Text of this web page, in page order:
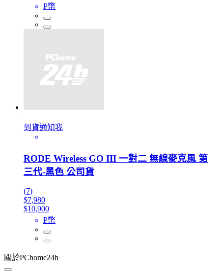
P幣
到貨通知我
RODE Wireless GO III 一對二 無線麥克風 第
三代-黑色 公司貨
(7)
$7,980
$10,900
P幣
關於PChome24h